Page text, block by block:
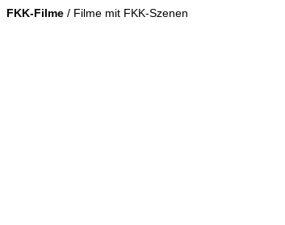
FKK-Filme / Filme mit FKK-Szenen